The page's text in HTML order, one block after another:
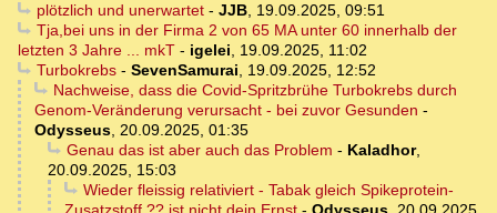
plötzlich und unerwartet- JJB, 19.09.2025, 09:51
Tja,bei uns in der Firma 2 von 65 MA unter 60 innerhalb der
letzten 3 Jahre ... mkT - igelei, 19.09.2025, 11:02
Turbokrebs- SevenSamurai, 19.09.2025, 12:52
Nachweise, dass die Covid-Spritzbrühe Turbokrebs durch
Genom-Veränderung verursacht - bei zuvor Gesunden -
Odysseus, 20.09.2025, 01:35
Genau das ist aber auch das Problem - Kaladhor,
20.09.2025, 15:03
Wieder fleissig relativiert - Tabak gleich Spikeprotein-